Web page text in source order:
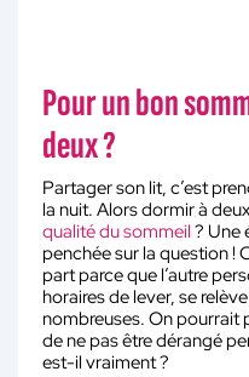
Pour un bon
deux ?
Partager son lit, c’est
la nuit. Alors dormir à
qualité du sommeil ? Une
penchée sur la question !
part parce que l’autre
horaires de lever, se
nombreuses. On pourrait
de ne pas être dérangé
est-il vraiment ?